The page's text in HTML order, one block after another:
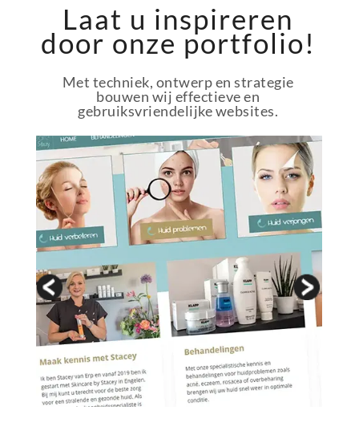
Laat u inspireren
door onze portfolio!
Met techniek, ontwerp en strategie
bouwen wij effectieve en
gebruiksvriendelijke websites.